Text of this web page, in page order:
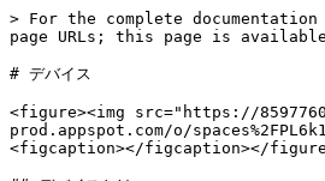
> For the complete
page URLs; this page is
# デバイス
<figure><img src="https://
prod.appspot.com/o/
<figcaption></figcaption></